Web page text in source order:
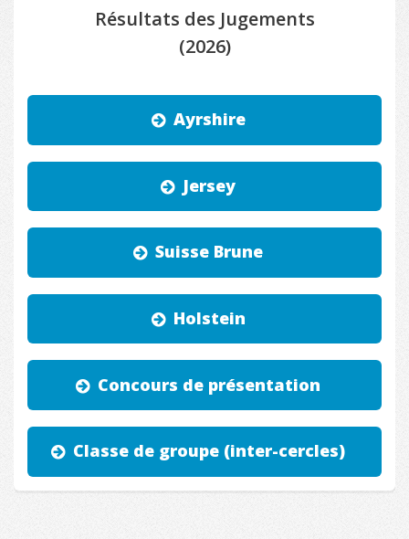
Résultats des Jugements
(2026)
Ayrshire
Jersey
Suisse Brune
Holstein
Concours de présentation
Classe de groupe (inter-cercles)